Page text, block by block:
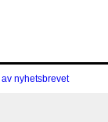
nyhetsbrevet